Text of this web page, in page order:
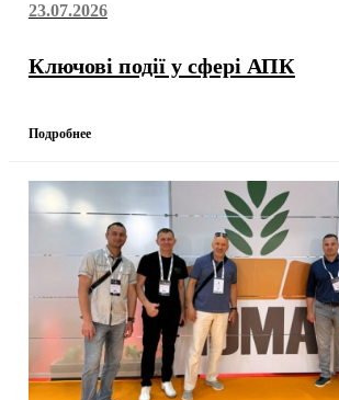
23.07.2026
Ключові події у сфері АПК
Подробнее